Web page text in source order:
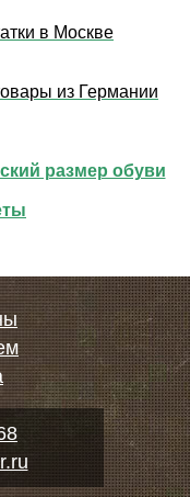
в Москве
из Германии
размер обуви